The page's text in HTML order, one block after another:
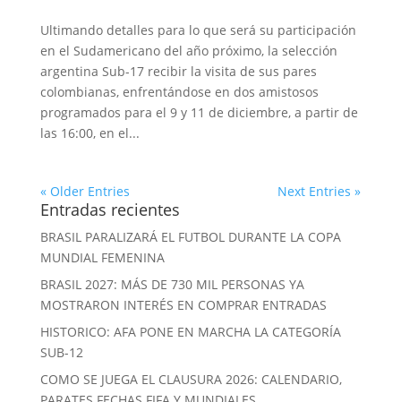
Ultimando detalles para lo que será su participación
en el Sudamericano del año próximo, la selección
argentina Sub-17 recibir la visita de sus pares
colombianas, enfrentándose en dos amistosos
programados para el 9 y 11 de diciembre, a partir de
las 16:00, en el...
« Older Entries Next Entries »
Entradas recientes
BRASIL PARALIZARÁ EL FUTBOL DURANTE LA COPA
MUNDIAL FEMENINA
BRASIL 2027: MÁS DE 730 MIL PERSONAS YA
MOSTRARON INTERÉS EN COMPRAR ENTRADAS
HISTORICO: AFA PONE EN MARCHA LA CATEGORÍA
SUB-12
COMO SE JUEGA EL CLAUSURA 2026: CALENDARIO,